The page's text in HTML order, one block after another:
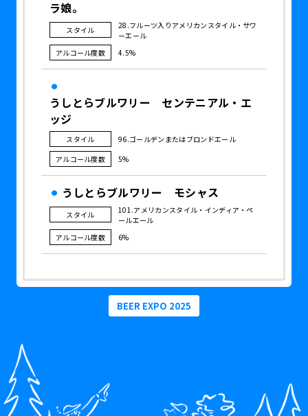
ラ娘。
スタイル
28.フルーツ入りアメリカンスタイル・サワ
ーエール
アルコール度数
4.5%
うしとらブルワリー センテニアル・エ
ッジ
スタイル
96.ゴールデンまたはブロンドエール
アルコール度数
5%
うしとらブルワリー モシャス
スタイル
101.アメリカンスタイル・インディア・ペ
ールエール
アルコール度数
6%
BEER EXPO 2025